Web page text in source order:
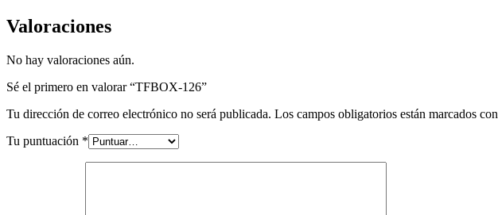
Valoraciones
No hay valoraciones aún.
Sé el primero en valorar “TFBOX-126”
Tu dirección de correo electrónico no será publicada. Los campos obligatorios están marcados con
Tu puntuación *